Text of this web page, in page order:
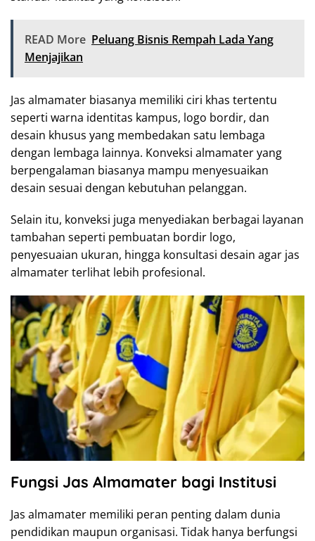
READ More Peluang Bisnis Rempah Lada Yang
Menjajikan
Jas almamater biasanya memiliki ciri khas tertentu
seperti warna identitas kampus, logo bordir, dan
desain khusus yang membedakan satu lembaga
dengan lembaga lainnya. Konveksi almamater yang
berpengalaman biasanya mampu menyesuaikan
desain sesuai dengan kebutuhan pelanggan.
Selain itu, konveksi juga menyediakan berbagai layanan
tambahan seperti pembuatan bordir logo,
penyesuaian ukuran, hingga konsultasi desain agar jas
almamater terlihat lebih profesional.
Fungsi Jas Almamater bagi Institusi
Jas almamater memiliki peran penting dalam dunia
pendidikan maupun organisasi. Tidak hanya berfungsi